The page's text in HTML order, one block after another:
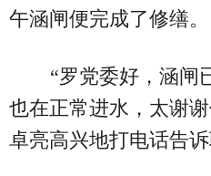
午涵闸便完成了修缮。
“罗党委好，涵闸
也在正常进水，太谢
卓亮高兴地打电话告诉